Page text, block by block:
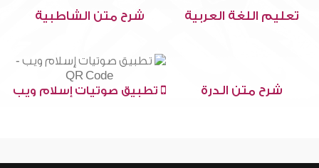
تعليم اللغة العربية شرح متن الشاطبية
شرح متن الدرة تطبيق صوتيات إسلام ويب